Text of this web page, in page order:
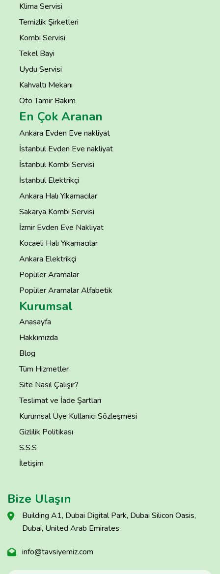
Klima Servisi
Temizlik Şirketleri
Kombi Servisi
Tekel Bayi
Uydu Servisi
Kahvaltı Mekanı
Oto Tamir Bakım
En Çok Aranan
Ankara Evden Eve nakliyat
İstanbul Evden Eve nakliyat
İstanbul Kombi Servisi
İstanbul Elektrikçi
Ankara Halı Yıkamacılar
Sakarya Kombi Servisi
İzmir Evden Eve Nakliyat
Kocaeli Halı Yıkamacılar
Ankara Elektrikçi
Popüler Aramalar
Popüler Aramalar Alfabetik
Kurumsal
Anasayfa
Hakkımızda
Blog
Tüm Hizmetler
Site Nasıl Çalışır?
Teslimat ve İade Şartları
Kurumsal Üye Kullanıcı Sözleşmesi
Gizlilik Politikası
S.S.S
İletişim
Bize Ulaşın
Building A1, Dubai Digital Park, Dubai Silicon Oasis,
Dubai, United Arab Emirates
info@tavsiyemiz.com